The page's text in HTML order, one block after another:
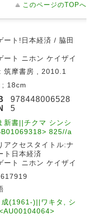
このページのTOPへ
ート!日本経済 / 脇田
ート ニホン ケイザイ
筑摩書房 , 2010.1
; 18cm
978448006528
5
新書||チクマ シンシ
825//a
アクセスタイトル:ナ
ト日本経済
ート ニホン ケイザイ
成(1961-)||ワキタ, シ